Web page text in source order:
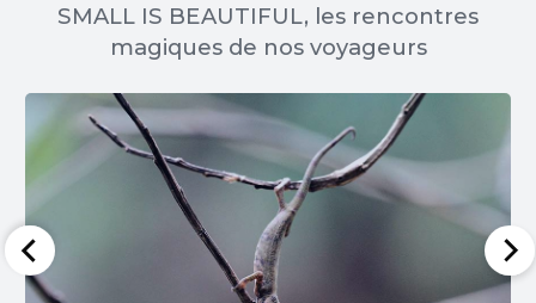
SMALL IS BEAUTIFUL, les rencontres
magiques de nos voyageurs